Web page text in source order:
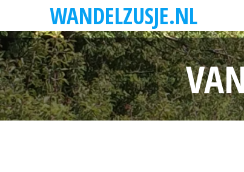
WANDELZUSJE.NL